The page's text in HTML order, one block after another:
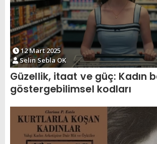
12 Mart 2025
Selin Sebla OK
Güzellik, itaat ve güç: Kadın
göstergebilimsel kodları